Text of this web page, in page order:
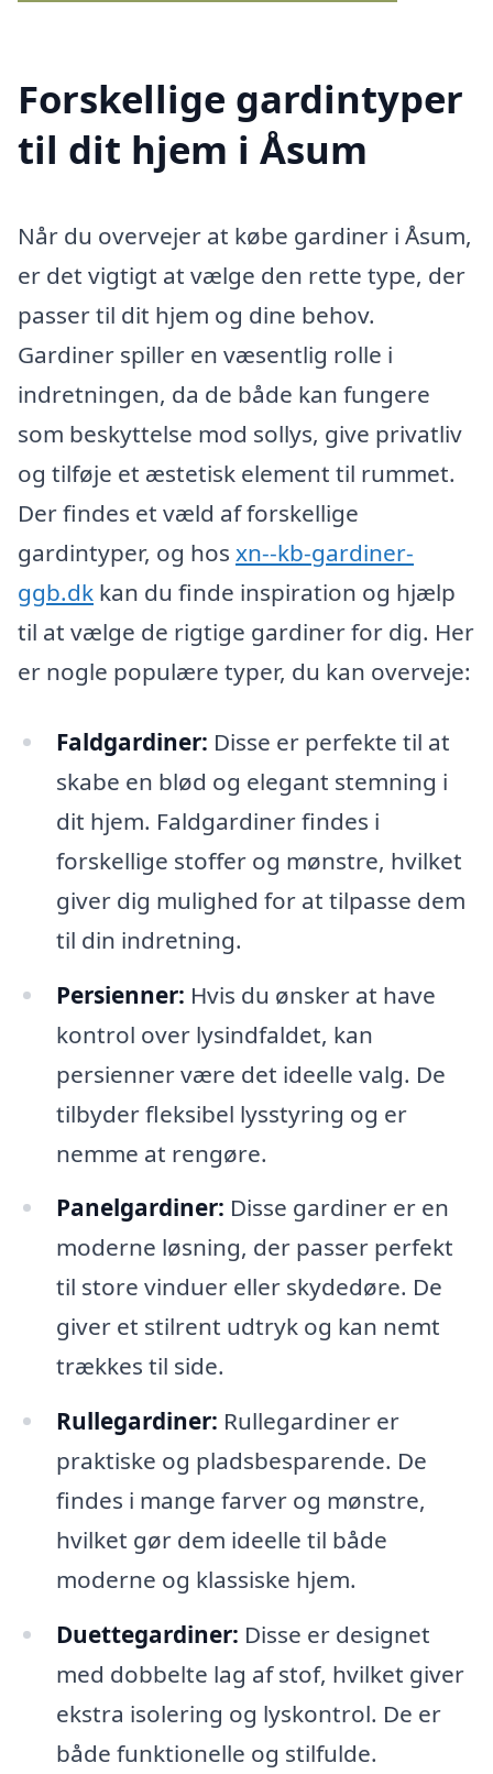
Forskellige gardintyper
til dit hjem i Åsum
Når du overvejer at købe gardiner i Åsum,
er det vigtigt at vælge den rette type, der
passer til dit hjem og dine behov.
Gardiner spiller en væsentlig rolle i
indretningen, da de både kan fungere
som beskyttelse mod sollys, give privatliv
og tilføje et æstetisk element til rummet.
Der findes et væld af forskellige
gardintyper, og hos xn--kb-gardiner-
ggb.dk kan du finde inspiration og hjælp
til at vælge de rigtige gardiner for dig. Her
er nogle populære typer, du kan overveje:
Faldgardiner: Disse er perfekte til at
skabe en blød og elegant stemning i
dit hjem. Faldgardiner findes i
forskellige stoffer og mønstre, hvilket
giver dig mulighed for at tilpasse dem
til din indretning.
Persienner: Hvis du ønsker at have
kontrol over lysindfaldet, kan
persienner være det ideelle valg. De
tilbyder fleksibel lysstyring og er
nemme at rengøre.
Panelgardiner: Disse gardiner er en
moderne løsning, der passer perfekt
til store vinduer eller skydedøre. De
giver et stilrent udtryk og kan nemt
trækkes til side.
Rullegardiner: Rullegardiner er
praktiske og pladsbesparende. De
findes i mange farver og mønstre,
hvilket gør dem ideelle til både
moderne og klassiske hjem.
Duettegardiner: Disse er designet
med dobbelte lag af stof, hvilket giver
ekstra isolering og lyskontrol. De er
både funktionelle og stilfulde.